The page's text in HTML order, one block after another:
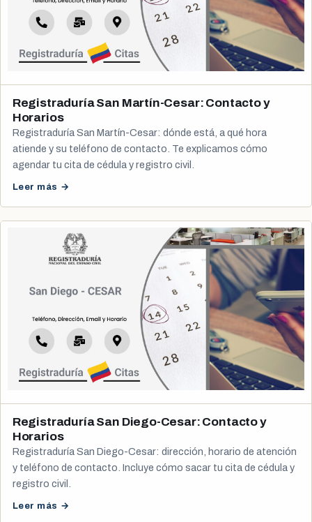
Registraduría San Martín-Cesar: Contacto y
Horarios
Registraduría San Martín-Cesar: dónde está, a qué hora
atiende y su teléfono de contacto. Te explicamos cómo
agendar tu cita de cédula y registro civil.
Leer más →
Registraduría San Diego-Cesar: Contacto y
Horarios
Registraduría San Diego-Cesar: dirección, horario de atención
y teléfono de contacto. Incluye cómo sacar tu cita de cédula y
registro civil.
Leer más →